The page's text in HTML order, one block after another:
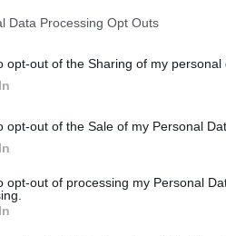
Data Processing Opt Outs
opt-out of the Sharing of my personal
opt-out of the Sale of my Personal
opt-out of processing my Personal
preći prometni put, a onda su
kamerom i doista je